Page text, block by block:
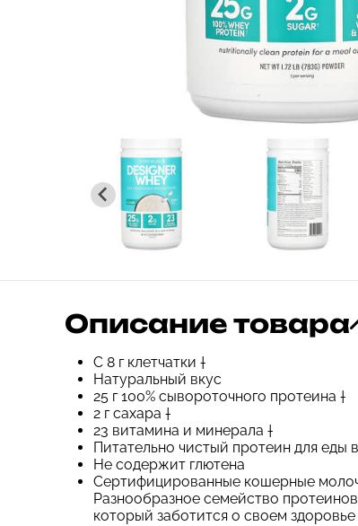
Описание товара
С 8 г клетчатки †
Натуральный вкус
25 г 100% сывороточного протеина †
2 г сахара †
23 витамина и минерала †
Питательно чистый протеин для еды
Не содержит глютена
Сертифицированные кошерные
Разнообразное семейство
который заботится о своем